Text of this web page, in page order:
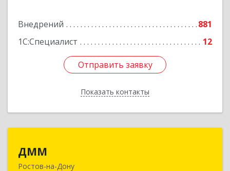
Внедрений
881
1С:Специалист
12
Отправить заявку
Показать контакты
Отправить заявку
Назад
ДММ
Ростов-на-Дону
344002, Ростовская обл, Ростов-на-Дону г,